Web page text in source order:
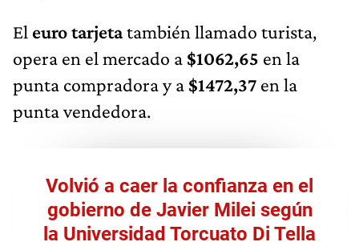
El euro tarjetatambién llamado turista,
opera en el mercado a $1062,65 en la
punta compradora y a $1472,37 en la
punta vendedora.
Volvió a caer la confianza en el
gobierno de Javier Milei según
la Universidad Torcuato Di Tella